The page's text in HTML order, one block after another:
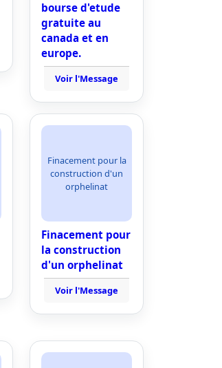
bourse d'etude
gratuite au
canada et en
europe.
Voir l'Message
Finacement pour la
construction d'un
orphelinat
Finacement pour
la construction
d'un orphelinat
Voir l'Message